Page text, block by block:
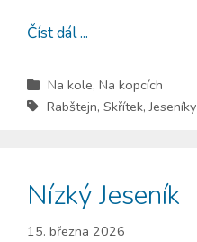
Číst dál ...
Na kole, Na kopcích
Rabštejn, Skřítek,Jeseníky
Nízký Jeseník
15. března 2026